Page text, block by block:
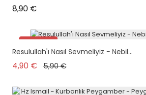
8,90 €
Promo !
Resulullah'ı Nasıl Sevmeliyiz - Nebil...
4,90 € Prix de base
5,90 €Prix